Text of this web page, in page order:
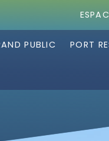
PUBLIC PORT